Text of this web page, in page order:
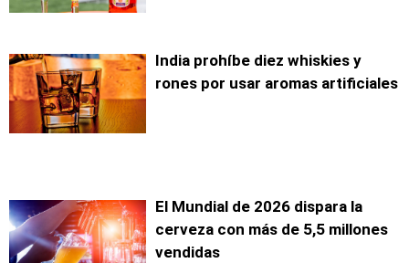
India prohíbe diez whiskies y
rones por usar aromas artificiales
El Mundial de 2026 dispara la
cerveza con más de 5,5 millones
vendidas